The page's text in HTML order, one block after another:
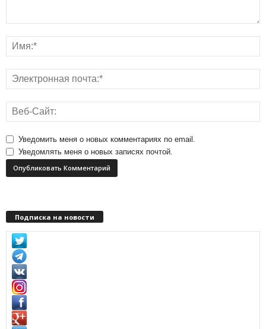
Уведомить меня о новых комментариях по email.
Уведомлять меня о новых записях почтой.
Подписка на новости